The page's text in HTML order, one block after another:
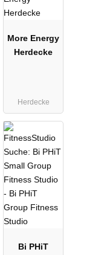
More Energy
Herdecke
Herdecke
Bi PHiT